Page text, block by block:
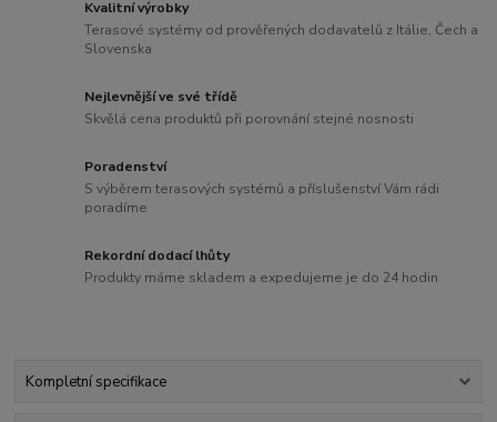
Kvalitní výrobky
Terasové systémy od prověřených dodavatelů z Itálie, Čech a
Slovenska
Nejlevnější ve své třídě
Skvělá cena produktů při porovnání stejné nosnosti
Poradenství
S výběrem terasových systémů a příslušenství Vám rádi
poradíme
Rekordní dodací lhůty
Produkty máme skladem a expedujeme je do 24 hodin
Kompletní specifikace